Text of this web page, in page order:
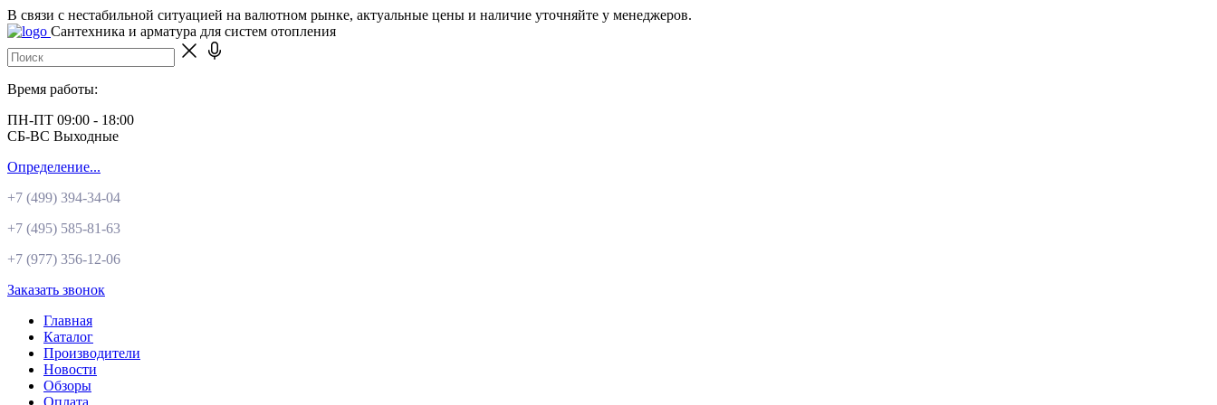
В связи с нестабильной ситуацией на валютном рынке, актуальные цены и наличие уточняйте у менеджеров.
Сантехника и арматура для систем отопления
Время работы:
ПН-ПТ 09:00 - 18:00
СБ-ВС Выходные
Определение...
+7 (499) 394-34-04
+7 (495) 585-81-63
+7 (977) 356-12-06
Заказать звонок
Главная
Каталог
Производители
Новости
Обзоры
Оплата